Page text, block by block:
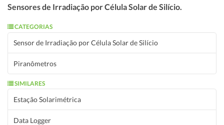
Sensores de Irradiação por Célula Solar de Silício.
CATEGORIAS
Sensor de Irradiação por Célula Solar de Silício
Piranômetros
SIMILARES
Estação Solarimétrica
Data Logger